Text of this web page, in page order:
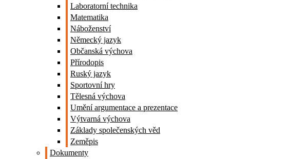
Laboratorní technika
Matematika
Náboženství
Německý jazyk
Občanská výchova
Přírodopis
Ruský jazyk
Sportovní hry
Tělesná výchova
Umění argumentace a prezentace
Výtvarná výchova
Základy společenských věd
Zeměpis
Dokumenty